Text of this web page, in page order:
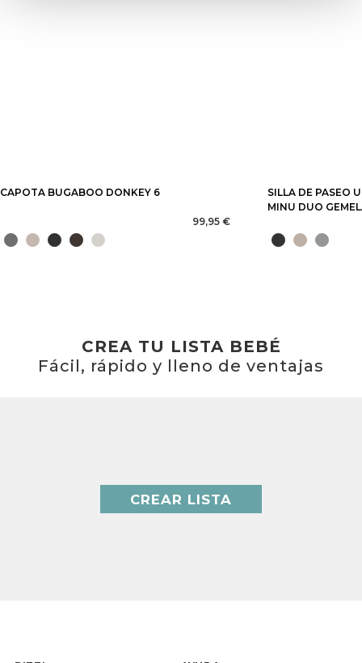
CAPOTA BUGABOO DONKEY 6
99,95 €
SILLA DE PASEO
MINU DUO
CREA TU LISTA BEBÉ
Fácil, rápido y lleno de ventajas
CREAR LISTA